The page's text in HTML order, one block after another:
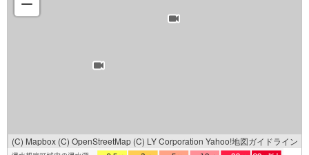
(C) Mapbox (C) OpenStreetMap (C) LY Corporation Yahoo!地図ガイドライン